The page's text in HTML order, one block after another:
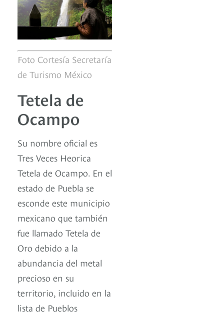
Foto Cortesía Secretaría
de Turismo México
Tetela de
Ocampo
Su nombre oficial es
Tres Veces Heorica
Tetela de Ocampo. En el
estado de Puebla se
esconde este municipio
mexicano que también
fue llamado Tetela de
Oro debido a la
abundancia del metal
precioso en su
territorio, incluido en la
lista de Pueblos